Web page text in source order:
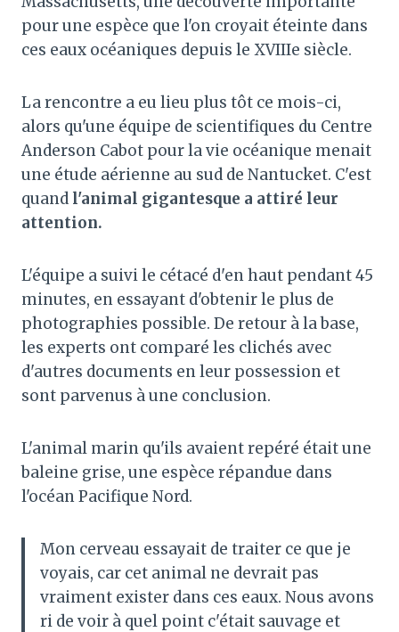
pour une espèce que l'on croyait éteinte dans
ces eaux océaniques depuis le XVIIIe siècle.
La rencontre a eu lieu plus tôt ce mois-ci,
alors qu'une équipe de scientifiques du Centre
Anderson Cabot pour la vie océanique menait
une étude aérienne au sud de Nantucket. C'est
quand l'animal gigantesque a attiré leur
attention.
L'équipe a suivi le cétacé d'en haut pendant 45
minutes, en essayant d'obtenir le plus de
photographies possible. De retour à la base,
les experts ont comparé les clichés avec
d'autres documents en leur possession et
sont parvenus à une conclusion.
L'animal marin qu'ils avaient repéré était une
baleine grise, une espèce répandue dans
l'océan Pacifique Nord.
Mon cerveau essayait de traiter ce que je
voyais, car cet animal ne devrait pas
vraiment exister dans ces eaux. Nous avons
ri de voir à quel point c'était sauvage et